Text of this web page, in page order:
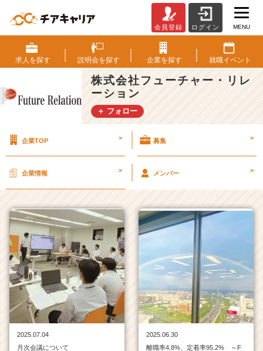
式
会
社
フ
ュ
ー
チ
リ
シ
ョ
ン
の
タ
イ
ム
ラ
イ
ン
会員登録 ログイン MENU
求人を探す 説明会を探す 企業を探す 就職イベント
株式会社フューチャー・リレ
ーション
＋ フォロー
企業TOP > 募集 >
企業情報 > メンバー >
2025.07.04
月次会議について
2025.06.30
離職率4.8%、定着率95.2% ～F